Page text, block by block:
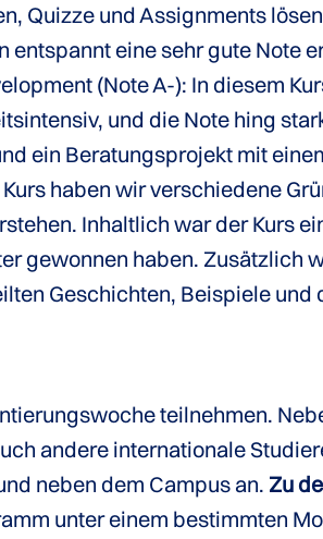
Quizze und Assignments
entspannt eine sehr gute Note
(Note A-): In diesem
und die Note hing
ein Beratungsprojekt mit
haben wir verschiedene
Inhaltlich war der Kurs
gewonnen haben. Zusätzlich
Geschichten, Beispiele
teilnehmen.
andere internationale
neben dem Campus an. Zu
unter einem bestimmten